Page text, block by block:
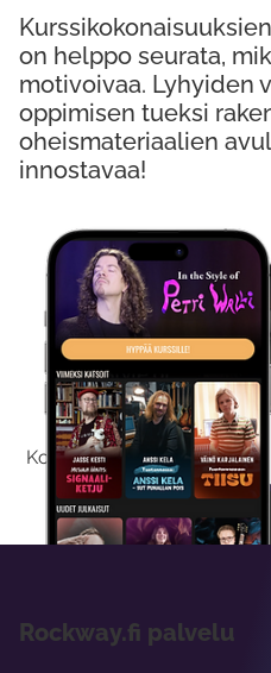
Kokeile
Kokeilemalla ilmaiseksi
viikon
on helppo seurata,
motivoivaa. Lyhyiden
oppimisen tueksi
oheismateriaalien
innostavaa!
Rockway.fi palvelu